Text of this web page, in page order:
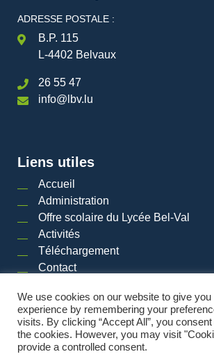
ADRESSE POSTALE :
B.P. 115
L-4402 Belvaux
26 55 47
info@lbv.lu
Liens utiles
Accueil
Administration
Offre scolaire du Lycée Bel-Val
Activités
Téléchargement
Contact
2026 © LYCéE BEL-VAL | Tous droits réservés |
Powered by
We use cookies on our website to give
experience by remembering your
visits. By clicking “Accept All”, you
the cookies. However, you may visit
provide a controlled consent.